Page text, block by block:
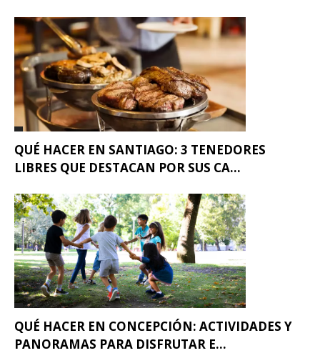
QUÉ HACER EN SANTIAGO: 3 TENEDORES
LIBRES QUE DESTACAN POR SUS CA...
QUÉ HACER EN CONCEPCIÓN: ACTIVIDADES Y
PANORAMAS PARA DISFRUTAR E...